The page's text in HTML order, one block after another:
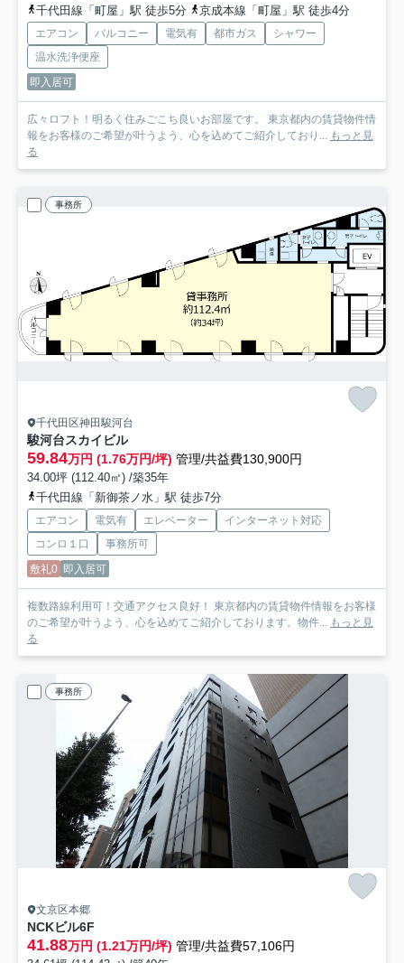
千代田線「町屋」駅 徒歩5分
京成本線「町屋」駅 徒歩4分
エアコン バルコニー 電気有 都市ガス
シャワー
温水洗浄便座
即入居可
広々ロフト！明るく住みごこち良いお部屋です。 東京都内の賃貸物件情
報をお客様のご希望が叶うよう、心を込めてご紹介しており... もっと見
る
事務所
千代田区神田駿河台
駿河台スカイビル
59.84万円 (1.76万円/坪) 管理/共益費130,900円
34.00坪 (112.40㎡) /築35年
千代田線「新御茶ノ水」駅 徒歩7分
エアコン 電気有 エレベーター
インターネット対応
コンロ１口
事務所可
敷礼0 即入居可
複数路線利用可！交通アクセス良好！ 東京都内の賃貸物件情報をお客様
のご希望が叶うよう、心を込めてご紹介しております。物件... もっと見
る
事務所
文京区本郷
NCKビル6F
41.88万円 (1.21万円/坪) 管理/共益費57,106円